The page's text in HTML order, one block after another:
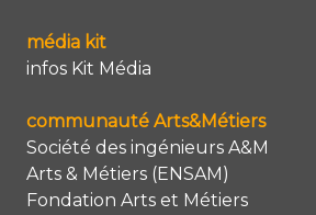
média kit
infos Kit Média
communauté Arts&Métiers
Société des ingénieurs A&M
Arts & Métiers (ENSAM)
Fondation Arts et Métiers